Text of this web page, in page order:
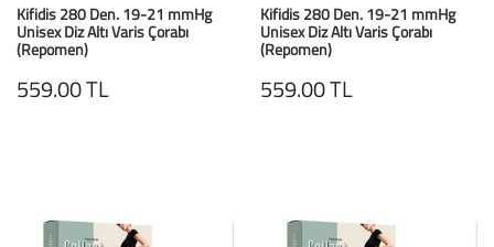
Kifidis 280 Den. 19-21 mmHg
Unisex Diz Altı Varis Çorabı
(Repomen)
Antrasit / Anthracite
559.00 TL
Kifidis 280 Den. 19-21 mmHg
Unisex Diz Altı Varis Çorabı
(Repomen)
Siyah / Black
559.00 TL